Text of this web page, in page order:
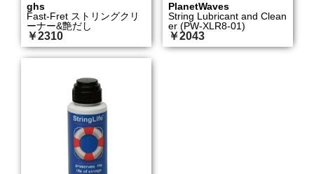
ghs
Fast-Fret ストリングクリ
ーナー&艶だし
￥2310
PlanetWaves
String Lubricant and Clean
er (PW-XLR8-01)
￥2043